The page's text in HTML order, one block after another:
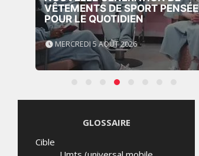
VÊTEMENTS DE SPORT PENSÉE
POUR LE QUOTIDIEN
MERCREDI 5 AOÛT 2026
GLOSSAIRE
Cible